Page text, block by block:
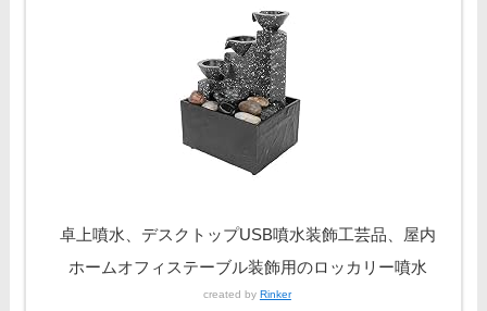
卓上噴水、デスクトップUSB噴水装飾工芸品、屋内
ホームオフィステーブル装飾用のロッカリー噴水
created by Rinker